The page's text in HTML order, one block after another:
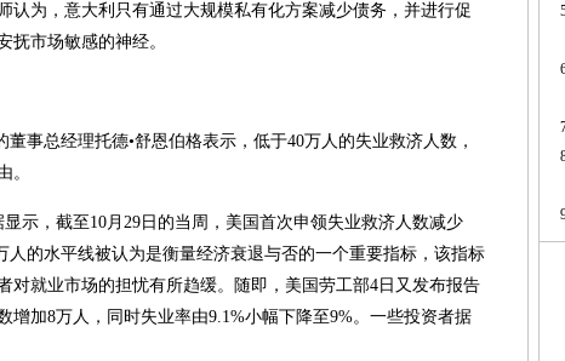
认为，意大利只有通过大规模私有化方案减少债务，并进行促
抚市场敏感的神经。
董事总经理托德•舒恩伯格表示，低于40万人的失业救济人数，
。
示，截至10月29日的当周，美国首次申领失业救济人数减少
人的水平线被认为是衡量经济衰退与否的一个重要指标，该指标
对就业市场的担忧有所趋缓。随即，美国劳工部4日又发布报告
增加8万人，同时失业率由9.1%小幅下降至9%。一些投资者据